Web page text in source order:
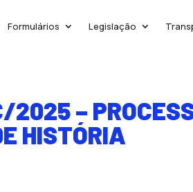
Formulários Legislação
–
HISTÓRIA